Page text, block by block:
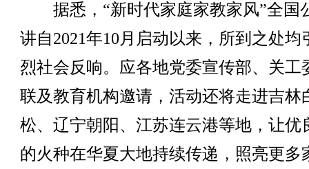
据悉，“新时代家庭家教家风”全国
讲自2021年10月启动以来，所到之处均
烈社会反响。应各地党委宣传部、关工
联及教育机构邀请，活动还将走进吉林
松、辽宁朝阳、江苏连云港等地，让优
的火种在华夏大地持续传递，照亮更多